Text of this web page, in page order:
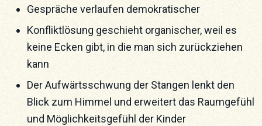
Gespräche verlaufen demokratischer
Konfliktlösung geschieht organischer, weil es
keine Ecken gibt, in die man sich zurückziehen
kann
Der Aufwärtsschwung der Stangen lenkt den
Blick zum Himmel und erweitert das Raumgefühl
und Möglichkeitsgefühl der Kinder